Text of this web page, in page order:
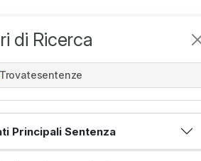
di Ricerca
Trovatesentenze
Principali Sentenza